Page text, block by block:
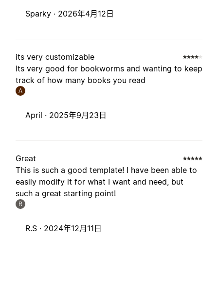
Sparky · 2026年4月12日
its very customizable
Its very good for bookworms and wanting to keep
track of how many books you read
A
April · 2025年9月23日
Great
This is such a good template! I have been able to
easily modify it for what I want and need, but
such a great starting point!
R
R.S · 2024年12月11日